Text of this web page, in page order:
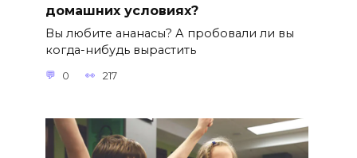
домашних условиях?
Вы любите ананасы? А пробовали ли вы
когда-нибудь вырастить
0 217